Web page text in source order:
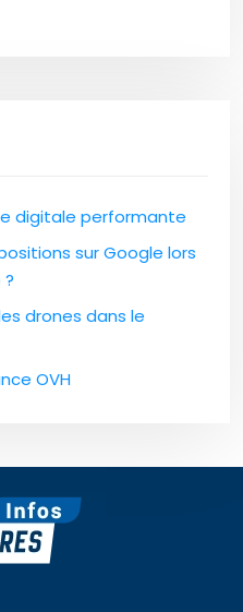
digitale performante
sur Google lors
drones dans le
OVH